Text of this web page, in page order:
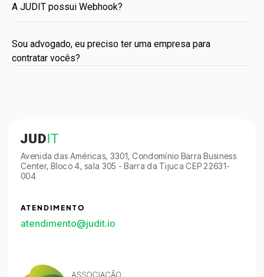
A JUDIT possui Webhook?
Sou advogado, eu preciso ter uma empresa para
contratar vocês?
Avenida das Américas, 3301, Condomínio Barra Business
Center, Bloco 4, sala 305 - Barra da Tijuca CEP 22631-
004
ATENDIMENTO
atendimento@judit.io